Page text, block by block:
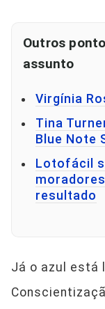
Outros
assunto
Virgínia
Tina
Blue Note
Lotofácil
resultado
Já o azul está